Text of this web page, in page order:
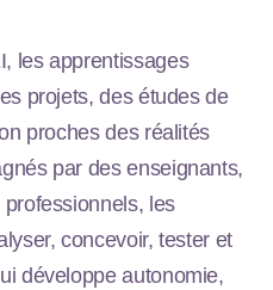
les apprentissages
projets, des études de
proches des réalités
par des enseignants,
les
concevoir, tester et
développe autonomie,